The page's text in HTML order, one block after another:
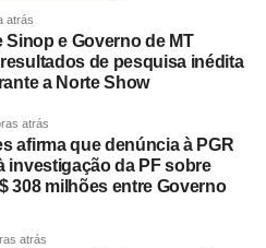
Tadeu Alkmim, da Seção
Coletivos (Sedic), pediu que
de reajuste para 5%, o
de rodoviários das
e Nova Iguaçu, na Baixada
atrás
Sinop e Governo de MT
de pesquisa inédita
a Norte Show
atrás
afirma que denúncia à PGR
investigação da PF sobre
308 milhões entre Governo
atrás